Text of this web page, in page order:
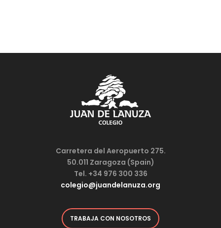
Carretera del Aeropuerto 275.
50.011 Zaragoza (Spain)
Tel. +34 976 300 336
colegio@juandelanuza.org
TRABAJA CON NOSOTROS